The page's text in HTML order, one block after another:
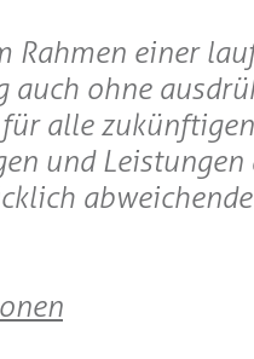
Rahmen einer
auch ohne
alle
und Leistungen